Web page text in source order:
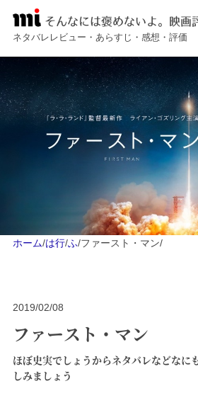
そんなには褒めないよ。映画
ネタバレレビュー・あらすじ・感想・評価
ホーム/は行/ふ/ファースト・マン/
2019/02/08
ファースト・マン
ほぼ史実でしょうからネタバレなどなに
しみましょう